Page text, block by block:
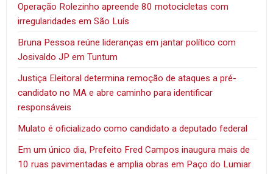
Operação Rolezinho apreende 80 motocicletas com
irregularidades em São Luís
Bruna Pessoa reúne lideranças em jantar político com
Josivaldo JP em Tuntum
Justiça Eleitoral determina remoção de ataques a pré-
candidato no MA e abre caminho para identificar
responsáveis
Mulato é oficializado como candidato a deputado federal
Em um único dia, Prefeito Fred Campos inaugura mais de
10 ruas pavimentadas e amplia obras em Paço do Lumiar